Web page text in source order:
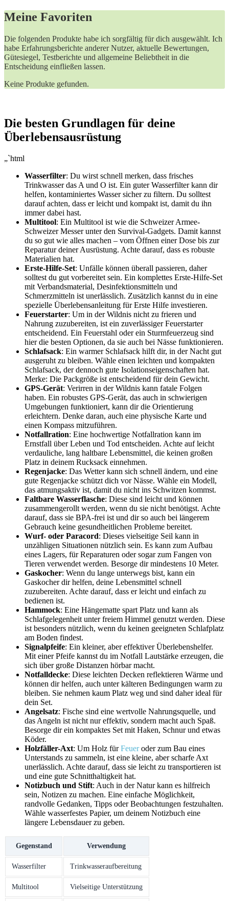
Meine Favoriten
Die folgenden Produkte habe ich sorgfältig für dich⁢ ausgewählt. Ich
habe⁢ Erfahrungsberichte anderer Nutzer, aktuelle Bewertungen,
Gütesiegel, Testberichte und allgemeine Beliebtheit in die
Entscheidung einfließen lassen.
Keine Produkte gefunden.
Die‍ besten Grundlagen für deine⁣
Überlebensausrüstung
„`html
Wasserfilter: Du wirst schnell merken, dass frisches
Trinkwasser das A und O ist. Ein guter⁢ Wasserfilter kann dir
helfen, kontaminiertes Wasser sicher zu filtern. Du solltest
darauf achten, dass er leicht und kompakt ist, ‌damit du​ ihn
immer ‌dabei hast.
Multitool: Ein Multitool ist wie‍ die Schweizer Armee-
Schweizer Messer unter den Survival-Gadgets. Damit kannst
du so gut wie alles machen – vom⁤ Öffnen einer ⁢Dose bis zur
Reparatur deiner Ausrüstung. Achte darauf,‍ dass es robuste
Materialien hat.
Erste-Hilfe-Set: Unfälle können ‍überall passieren, daher
solltest du gut vorbereitet sein. Ein komplettes Erste-Hilfe-Set
mit Verbandsmaterial, Desinfektionsmitteln ‌und
Schmerzmitteln⁢ ist unerlässlich. Zusätzlich ⁤kannst du in eine
spezielle Überlebensanleitung ‍für Erste Hilfe investieren.
Feuerstarter: Um in der Wildnis nicht zu frieren und
Nahrung‍ zuzubereiten, ist ein zuverlässiger⁤ Feuerstarter⁢
entscheidend. Ein Feuerstahl oder ‍ein Sturmfeuerzeug sind
hier die besten Optionen, da sie ​auch bei Nässe funktionieren.
Schlafsack: Ein warmer Schlafsack hilft​ dir, in der Nacht gut
ausgeruht zu bleiben. Wähle⁤ einen leichten und kompakten
⁣Schlafsack, ⁢der dennoch ⁣gute Isolationseigenschaften hat.
Merke: Die Packgröße ist⁢ entscheidend für dein Gewicht.
GPS-Gerät: Verirren in der​ Wildnis kann fatale Folgen
haben. Ein robustes GPS-Gerät, das auch in schwierigen
Umgebungen funktioniert, kann dir die Orientierung
erleichtern. Denke daran, auch​ eine physische Karte ‍und
einen Kompass mitzuführen.
Notfallration: Eine hochwertige Notfallration kann im
Ernstfall über ⁢Leben und Tod entscheiden. Achte auf leicht
verdauliche, lang haltbare Lebensmittel, die keinen großen
Platz in deinem Rucksack ‍einnehmen.
Regenjacke: Das Wetter kann sich schnell ändern, und eine
gute Regenjacke schützt dich vor Nässe. Wähle ein Modell,
das⁢ atmungsaktiv ist, damit du nicht ins Schwitzen ‍kommst.
Faltbare Wasserflasche: Diese sind⁢ leicht und können
zusammengerollt werden, ‍wenn du sie nicht benötigst.⁢ Achte
darauf, dass sie BPA-frei ist und dir so auch bei​ längerem
Gebrauch keine gesundheitlichen Probleme bereitet.
Wurf- oder Paracord: Dieses vielseitige Seil kann in
unzähligen ‌Situationen nützlich sein. Es⁣ kann zum Aufbau
eines Lagers, für Reparaturen oder sogar zum ‍Fangen von
Tieren verwendet werden. Besorge dir mindestens 10 Meter.
Gaskocher: Wenn du lange‌ unterwegs bist, kann ein⁢
Gaskocher dir⁤ helfen, deine Lebensmittel schnell
zuzubereiten. Achte darauf, dass er leicht und einfach zu
bedienen​ ist.
Hammock: Eine Hängematte spart Platz und kann als
⁢Schlafgelegenheit unter⁢ freiem Himmel genutzt werden. Diese
ist besonders nützlich, ⁣wenn du keinen ⁢geeigneten Schlafplatz
am Boden⁤ findest.
Signalpfeife: Ein kleiner,​ aber effektiver Überlebenshelfer.
Mit einer Pfeife ​kannst du im Notfall Lautstärke erzeugen,‍ die
sich über ‌große Distanzen ⁢hörbar ⁢macht.
Notfalldecke: Diese leichten Decken reflektieren Wärme und
können dir helfen, auch unter kälteren Bedingungen warm zu
bleiben.​ Sie nehmen kaum ‍Platz weg und sind daher ideal⁤ für
dein Set.
Angelsatz:⁢ Fische sind eine wertvolle Nahrungsquelle, und
das Angeln ist nicht ⁢nur effektiv, ‌sondern macht auch Spaß.
Besorge ⁢dir ein⁣ kompaktes Set mit Haken,​ Schnur‌ und ⁢etwas
Köder.
Holzfäller-Axt:‍ Um Holz fürFeueroder zum Bau eines​
Unterstands zu sammeln, ist eine kleine, aber scharfe Axt
unerlässlich. Achte darauf, dass sie ⁤leicht zu transportieren ist
und eine gute Schnitthaltigkeit hat.
Notizbuch und Stift: Auch in der Natur ‌kann es hilfreich
sein, Notizen zu machen. Eine einfache Möglichkeit,
randvolle⁤ Gedanken, Tipps oder Beobachtungen⁤ festzuhalten.​
Wähle wasserfestes Papier, um deinem⁣ Notizbuch eine
längere‌ Lebensdauer zu geben.
Gegenstand Verwendung
Wasserfilter Trinkwasseraufbereitung
Multitool Vielseitige Unterstützung